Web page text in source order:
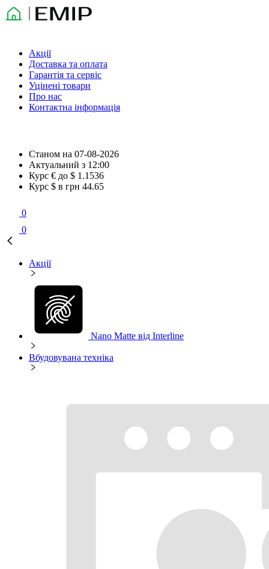
Акції
Доставка та оплата
Гарантія та сервіс
Уцінені товари
Про нас
Контактна інформація
Станом на 07-08-2026
Актуальний з 12:00
Курс € до $ 1.1536
Курс $ в грн 44.65
0
0
Акції
Nano Matte від Interline
Вбудовувана техніка